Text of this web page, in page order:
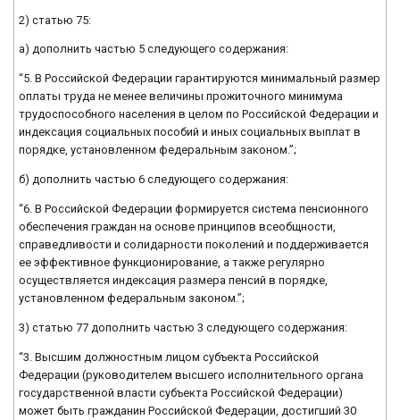
2) статью 75:
а) дополнить частью 5 следующего содержания:
“5. В Российской Федерации гарантируются минимальный размер
оплаты труда не менее величины прожиточного минимума
трудоспособного населения в целом по Российской Федерации и
индексация социальных пособий и иных социальных выплат в
порядке, установленном федеральным законом.”;
б) дополнить частью 6 следующего содержания:
“6. В Российской Федерации формируется система пенсионного
обеспечения граждан на основе принципов всеобщности,
справедливости и солидарности поколений и поддерживается
ее эффективное функционирование, а также регулярно
осуществляется индексация размера пенсий в порядке,
установленном федеральным законом.”;
3) статью 77 дополнить частью 3 следующего содержания:
“3. Высшим должностным лицом субъекта Российской
Федерации (руководителем высшего исполнительного органа
государственной власти субъекта Российской Федерации)
может быть гражданин Российской Федерации, достигший 30